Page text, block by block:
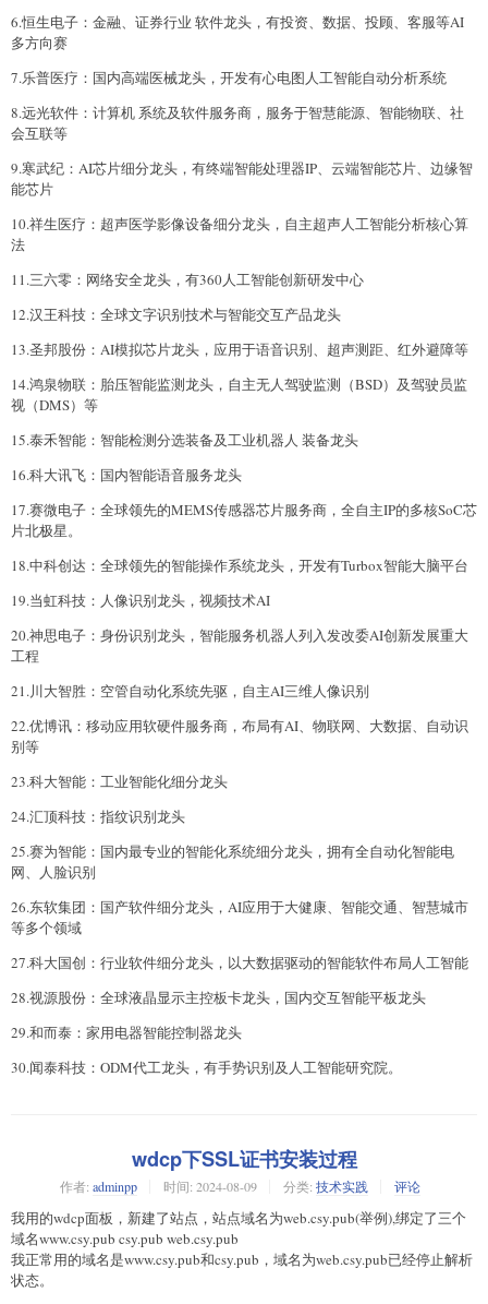
6.恒生电子：金融、证券行业 软件龙头，有投资、数据、投顾、客服等AI
多方向赛
7.乐普医疗：国内高端医械龙头，开发有心电图人工智能自动分析系统
8.远光软件：计算机 系统及软件服务商，服务于智慧能源、智能物联、社
会互联等
9.寒武纪：AI芯片细分龙头，有终端智能处理器IP、云端智能芯片、边缘智
能芯片
10.祥生医疗：超声医学影像设备细分龙头，自主超声人工智能分析核心算
法
11.三六零：网络安全龙头，有360人工智能创新研发中心
12.汉王科技：全球文字识别技术与智能交互产品龙头
13.圣邦股份：AI模拟芯片龙头，应用于语音识别、超声测距、红外避障等
14.鸿泉物联：胎压智能监测龙头，自主无人驾驶监测（BSD）及驾驶员监
视（DMS）等
15.泰禾智能：智能检测分选装备及工业机器人 装备龙头
16.科大讯飞：国内智能语音服务龙头
17.赛微电子：全球领先的MEMS传感器芯片服务商，全自主IP的多核SoC芯
片北极星。
18.中科创达：全球领先的智能操作系统龙头，开发有Turbox智能大脑平台
19.当虹科技：人像识别龙头，视频技术AI
20.神思电子：身份识别龙头，智能服务机器人列入发改委AI创新发展重大
工程
21.川大智胜：空管自动化系统先驱，自主AI三维人像识别
22.优博讯：移动应用软硬件服务商，布局有AI、物联网、大数据、自动识
别等
23.科大智能：工业智能化细分龙头
24.汇顶科技：指纹识别龙头
25.赛为智能：国内最专业的智能化系统细分龙头，拥有全自动化智能电
网、人脸识别
26.东软集团：国产软件细分龙头，AI应用于大健康、智能交通、智慧城市
等多个领域
27.科大国创：行业软件细分龙头，以大数据驱动的智能软件布局人工智能
28.视源股份：全球液晶显示主控板卡龙头，国内交互智能平板龙头
29.和而泰：家用电器智能控制器龙头
30.闻泰科技：ODM代工龙头，有手势识别及人工智能研究院。
wdcp下SSL证书安装过程
作者: adminpp 时间: 2024-08-09 分类: 技术实践 评论
我用的wdcp面板，新建了站点，站点域名为web.csy.pub(举例),绑定了三个
域名www.csy.pub csy.pub web.csy.pub
我正常用的域名是www.csy.pub和csy.pub，域名为web.csy.pub已经停止解析
状态。